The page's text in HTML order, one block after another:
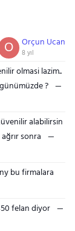
Orçun Ucan
8 yıl
O
olmasi lazim..
?
alabilirsin
sonra
bu firmalara
felan diyor